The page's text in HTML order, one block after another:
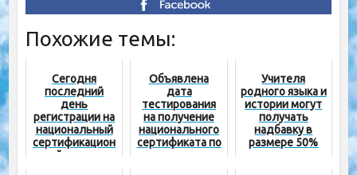
Похожие темы:
Сегодня
последний
день
регистрации на
национальный
сертификацион
ный экзамен
Объявлена
дата
тестирования
на получение
национального
сертификата по
Учителя
родного языка и
истории могут
получать
надбавку в
размере 50%